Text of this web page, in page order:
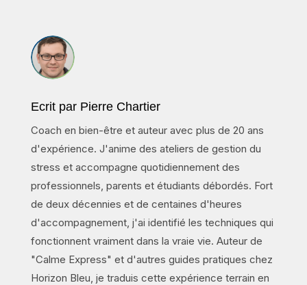
Ecrit par Pierre Chartier
Coach en bien-être et auteur avec plus de 20 ans
d'expérience. J'anime des ateliers de gestion du
stress et accompagne quotidiennement des
professionnels, parents et étudiants débordés. Fort
de deux décennies et de centaines d'heures
d'accompagnement, j'ai identifié les techniques qui
fonctionnent vraiment dans la vraie vie. Auteur de
"Calme Express" et d'autres guides pratiques chez
Horizon Bleu, je traduis cette expérience terrain en